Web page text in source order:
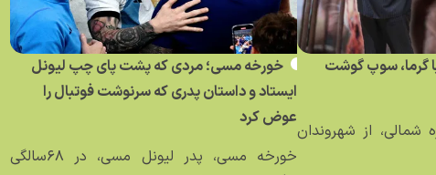
گرما، سوپ گوشت
شمالی، از شهروندان
خورخه مسی؛ مردی که پشت پای چپ لیونل
ایستاد و داستان پدری که سرنوشت فوتبال را
عوض کرد
خورخه مسی، پدر لیونل مسی، در ۶۸سالگی